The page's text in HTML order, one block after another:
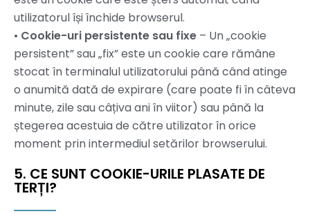
utilizatorul își închide browserul.
• Cookie-uri persistente sau fixe – Un „cookie
persistent” sau „fix” este un cookie care rămâne
stocat în terminalul utilizatorului până când atinge
o anumită dată de expirare (care poate fi în câteva
minute, zile sau câțiva ani în viitor) sau până la
ștegerea acestuia de către utilizator în orice
moment prin intermediul setărilor browserului.
5. CE SUNT COOKIE-URILE PLASATE DE
TERȚI?